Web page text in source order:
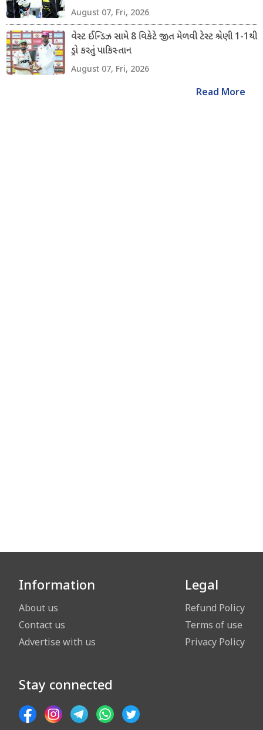
August 07, Fri, 2026
વેસ્ટ ઈન્ડિઝ સામે 8 વિકેટે જીત મેળવી ટેસ્ટ શ્રેણી 1-1થી
ડ્રો કરતું પાકિસ્તાન
August 07, Fri, 2026
Read More
Information
About us
Contact us
Advertise with us
Legal
Refund Policy
Terms of use
Privacy Policy
Stay connected